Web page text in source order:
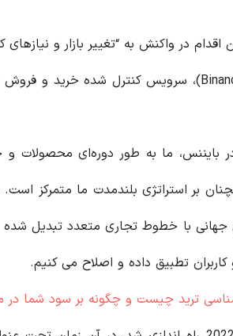
در واکنش به “تغییر بازار و نیازهای
بایننس، ما به طور دوره‌ای محصولات
بر استراتژی بلندمدت ما متمرکز
با خطوط تجاری متعدد تبدیل
کاربران تطبیق داده و اصلاح می کنیم.
ترید چیست و چگونه بر سود شما در